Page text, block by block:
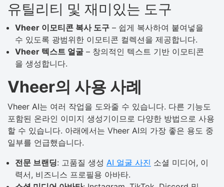
유틸리티 및 재미있는 도구
Vheer 이모티콘 복사 도구 – 쉽게 복사하여 붙여넣을
수 있도록 광범위한 이모티콘 컬렉션을 제공합니다.
Vheer 텍스트 얼굴 – 창의적인 텍스트 기반 이모티콘
을 생성합니다.
Vheer의 사용 사례
Vheer AI는 여러 작업을 도와줄 수 있습니다. 다른 기능도
포함된 온라인 이미지 생성기이므로 다양한 방법으로 사용
할 수 있습니다. 아래에서는 Vheer AI의 가장 좋은 용도 중
일부를 언급했습니다.
전문 브랜딩: 고품질 생성 AI 얼굴 사진 소셜 미디어, 이
력서, 비즈니스 프로필용 아바타.